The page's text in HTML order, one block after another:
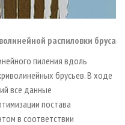
распиловки бруса
пиления вдоль
брусьев. В ходе
все данные
постава
в соответствии